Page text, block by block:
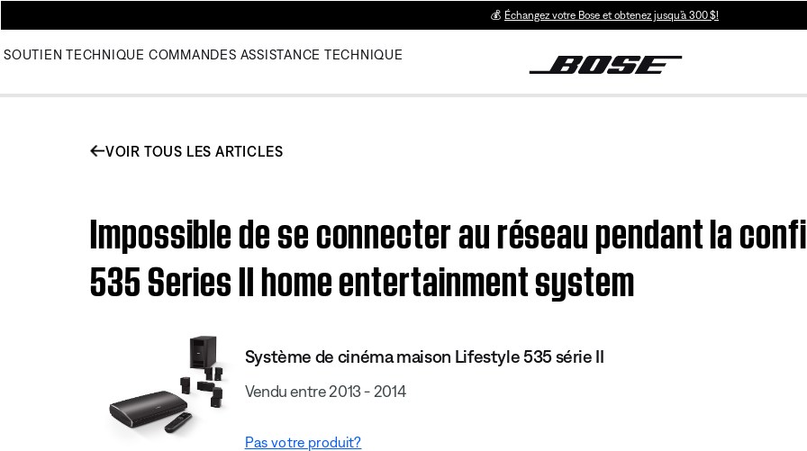
💰 Échangez votre Bose et obtenez jusqu’à 300 $!
SOUTIEN TECHNIQUE COMMANDES ASSISTANCE TECHNIQUE
VOIR TOUS LES ARTICLES
Impossible de se connecter au réseau pendant la
535 Series II home entertainment system
Système de cinéma maison Lifestyle 535 série II
Vendu entre 2013 - 2014
Pas votre produit?